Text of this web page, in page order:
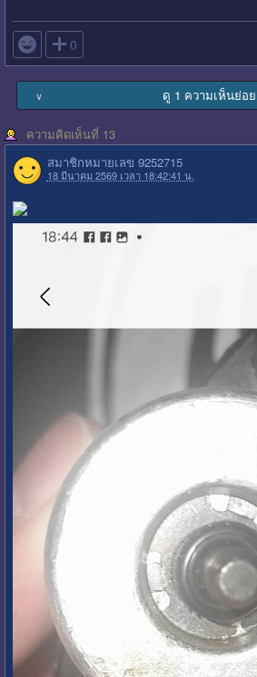
 0
∨ ดู 1 ความเห็นย่อย
ความคิดเห็นที่ 13
สมาชิกหมายเลข 9252715
18 มีนาคม 2569 เวลา 18:42:41 น.